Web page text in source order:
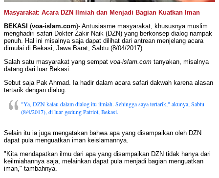
Masyarakat: Acara DZN Ilmiah dan Menjadi Bagian Kuatkan Iman
BEKASI (voa-islam.com)- Antusiasme masyarakat, khususnya muslim
menghadiri safari Dokter Zakir Naik (DZN) yang berkonsep dialog nampak
penuh. Hal ini misalnya saja dapat dilihat dari antrean menjelang acara
dimulai di Bekasi, Jawa Barat, Sabtu (8/04/2017).
Salah satu masyarakat yang sempat voa-islam.com tanyakan, misalnya
datang dari luar Bekasi.
Sebut saja Pak Ahmad. Ia hadir dalam acara safari dakwah karena alasan
tertarik dengan dialog.
"Ya, DZN kalau dalam dialog itu ilmiah. Sehingga saya tertarik," akunya, Sabtu
(8/4/2017), di luar gedung Patriot, Bekasi.
Selain itu ia juga mengatakan bahwa apa yang disampaikan oleh DZN
dapat pula menguatkan iman keislamannya.
"Kita mendapatkan ilmu dari apa yang disampaikan DZN tidak hanya dari
keilmiahannya saja, melainkan dapat pula menjadi bagian menguatkan
iman," tambahnya.